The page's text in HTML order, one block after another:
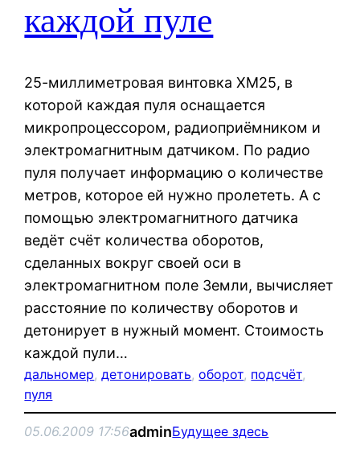
каждой пуле
25-миллиметровая винтовка XM25, в
которой каждая пуля оснащается
микропроцессором, радиоприёмником и
электромагнитным датчиком. По радио
пуля получает информацию о количестве
метров, которое ей нужно пролететь. А с
помощью электромагнитного датчика
ведёт счёт количества оборотов,
сделанных вокруг своей оси в
электромагнитном поле Земли, вычисляет
расстояние по количеству оборотов и
детонирует в нужный момент. Стоимость
каждой пули…
дальномер, детонировать, оборот, подсчёт
пуля
05.06.2009 17:56adminБудущее здесь